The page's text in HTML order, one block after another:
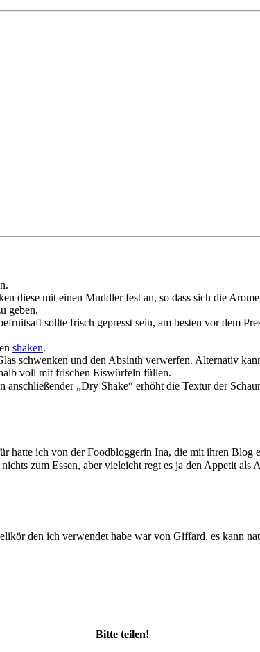
diese mit einen Muddler fest an, so dass sich die
geben.
sollte frisch gepresst sein, am besten vor dem
shaken.
schwenken und den Absinth verwerfen. Alternativ
voll mit frischen Eiswürfeln füllen.
anschließender „Dry Shake“ erhöht die Textur der
hatte ich von der Foodbloggerin Ina, die mit ihren Blog
zum Essen, aber vieleicht regt es ja den Appetit als
den ich verwendet habe war von Giffard, es kann
Bitte teilen!